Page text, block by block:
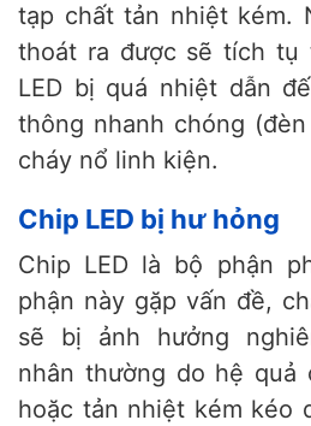
tạp chất tản nhiệt kém.
thoát ra được sẽ tích tụ
LED bị quá nhiệt dẫn
thông nhanh chóng
cháy nổ linh kiện.
Chip LED bị hư hỏng
Chip LED là bộ phận
phận này gặp vấn đề,
sẽ bị ảnh hưởng
nhân thường do hệ quả
hoặc tản nhiệt kém kéo